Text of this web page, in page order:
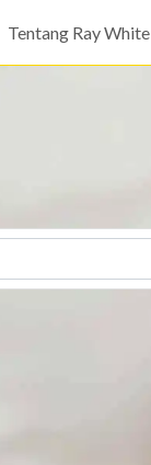
Tentang Ray White